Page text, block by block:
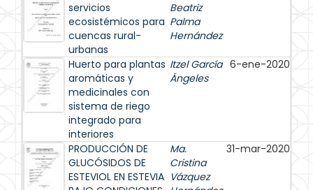
servicios
ecosistémicos para
cuencas rural-
urbanas
Beatriz
Palma
Hernández
Huerto para plantas
aromáticas y
medicinales con
sistema de riego
integrado para
interiores
Itzel García
Ángeles
6-ene-2020
PRODUCCIÓN DE
GLUCÓSIDOS DE
ESTEVIOL EN ESTEVIA
Ma.
Cristina
Vázquez
31-mar-2020